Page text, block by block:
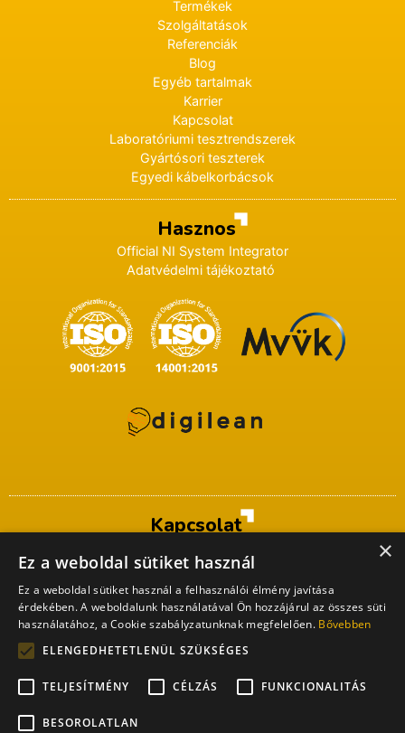
Termékek
Szolgáltatások
Referenciák
Blog
Egyéb tartalmak
Karrier
Kapcsolat
Laboratóriumi tesztrendszerek
Gyártósori teszterek
Egyedi kábelkorbácsok
Hasznos
Official NI System Integrator
Adatvédelmi tájékoztató
Kapcsolat
1035 Raktár u. 25-31.
Budapest, Hungary
+36 1 321 5181
info@prodsp.hu
Minden jog fenntartva ProDSP Technologies Zrt. 2024
×
Ez a weboldal sütiket használ
Ez a weboldal sütiket használ a felhasználói élmény javítása
érdekében. A weboldalunk használatával Ön hozzájárul az összes süti
használatához, a Cookie szabályzatunknak megfelelően. Bővebben
ELENGEDHETETLENÜL SZÜKSÉGES
TELJESÍTMÉNY CÉLZÁS FUNKCIONALITÁS
BESOROLATLAN